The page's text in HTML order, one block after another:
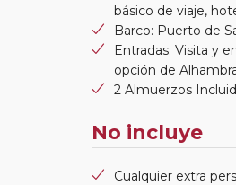
básico de viaje,
Barco: Puerto de
Entradas: Visita y
opción de
2 Almuerzos
No incluye
Cualquier extra